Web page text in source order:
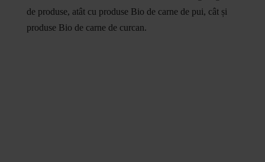
de produse, atât cu produse Bio de carne de pui, cât și
produse Bio de carne de curcan.